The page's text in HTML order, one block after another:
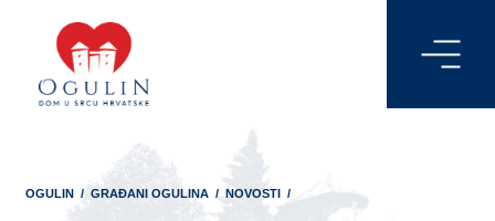
OGULIN / GRAĐANI OGULINA / NOVOSTI /